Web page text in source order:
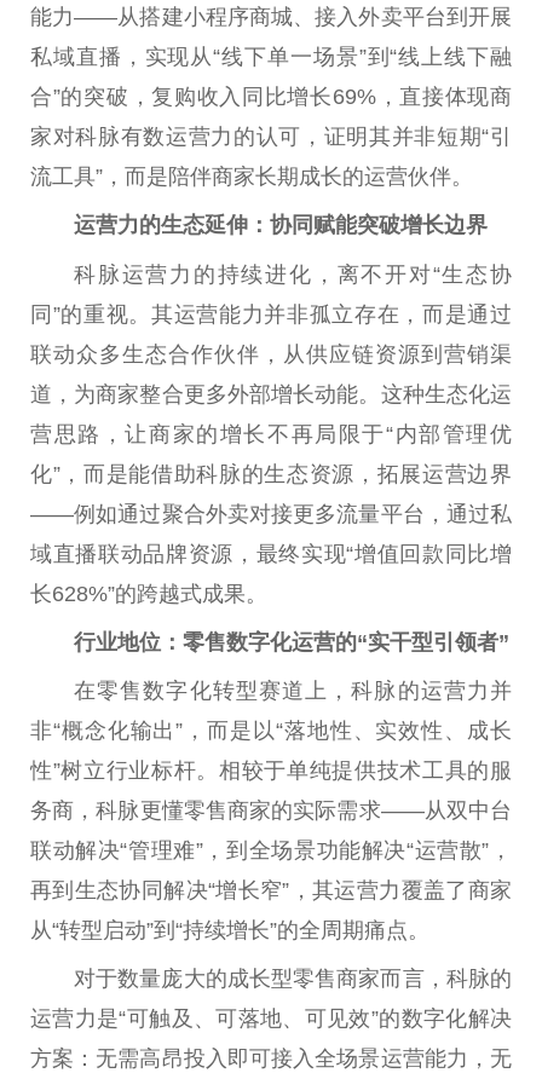
能力——从搭建小程序商城、接入外卖平台到开展
私域直播，实现从“线下单一场景”到“线上线下融
合”的突破，复购收入同比增长69%，直接体现商
家对科脉有数运营力的认可，证明其并非短期“引
流工具”，而是陪伴商家长期成长的运营伙伴。
运营力的生态延伸：协同赋能突破增长边界
科脉运营力的持续进化，离不开对“生态协
同”的重视。其运营能力并非孤立存在，而是通过
联动众多生态合作伙伴，从供应链资源到营销渠
道，为商家整合更多外部增长动能。这种生态化运
营思路，让商家的增长不再局限于“内部管理优
化”，而是能借助科脉的生态资源，拓展运营边界
——例如通过聚合外卖对接更多流量平台，通过私
域直播联动品牌资源，最终实现“增值回款同比增
长628%”的跨越式成果。
行业地位：零售数字化运营的“实干型引领者”
在零售数字化转型赛道上，科脉的运营力并
非“概念化输出”，而是以“落地性、实效性、成长
性”树立行业标杆。相较于单纯提供技术工具的服
务商，科脉更懂零售商家的实际需求——从双中台
联动解决“管理难”，到全场景功能解决“运营散”，
再到生态协同解决“增长窄”，其运营力覆盖了商家
从“转型启动”到“持续增长”的全周期痛点。
对于数量庞大的成长型零售商家而言，科脉的
运营力是“可触及、可落地、可见效”的数字化解决
方案：无需高昂投入即可接入全场景运营能力，无